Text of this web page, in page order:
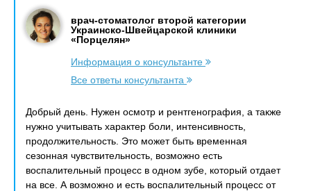
врач-стоматолог второй категории
Украинско-Швейцарской клиники
«Порцелян»
Информация о консультанте
Все ответы консультанта
Добрый день. Нужен осмотр и рентгенография, а также
нужно учитывать характер боли, интенсивность,
продолжительность. Это может быть временная
сезонная чувствительность, возможно есть
воспалительный процесс в одном зубе, который отдает
на все. А возможно и есть воспалительный процесс от